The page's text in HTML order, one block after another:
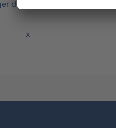
devices - e.g. Alcotest +
x